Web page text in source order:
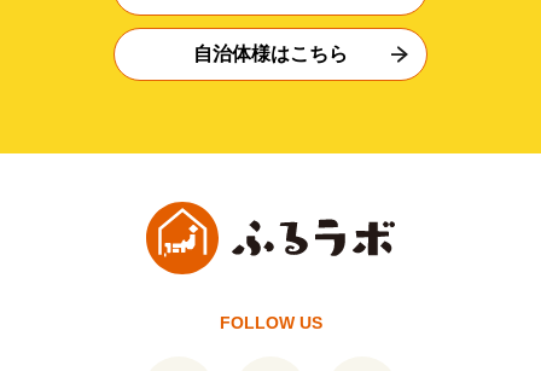
自治体様はこちら
FOLLOW US